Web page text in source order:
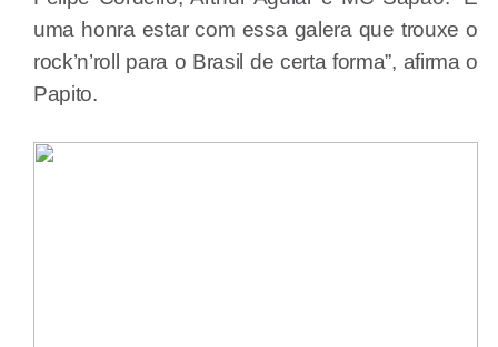
uma honra estar com essa galera que trouxe o
rock’n’roll para o Brasil de certa forma”, afirma o
Papito.